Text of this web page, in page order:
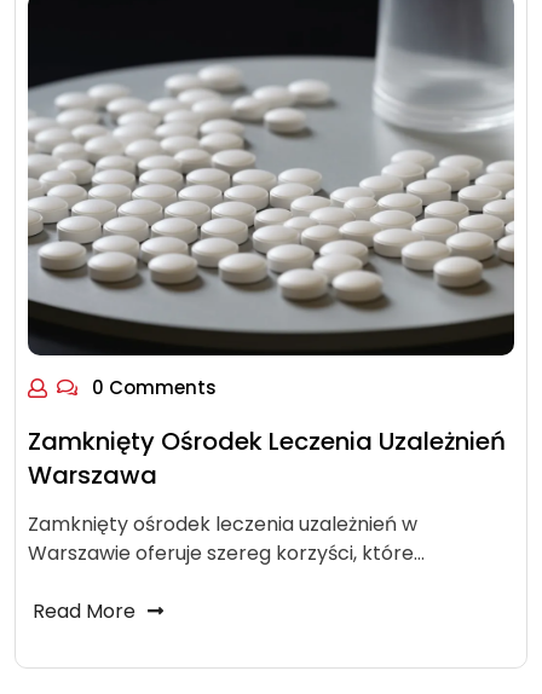
0 Comments
Zamknięty Ośrodek Leczenia Uzależnień
Warszawa
Zamknięty ośrodek leczenia uzależnień w
Warszawie oferuje szereg korzyści, które…
Read More